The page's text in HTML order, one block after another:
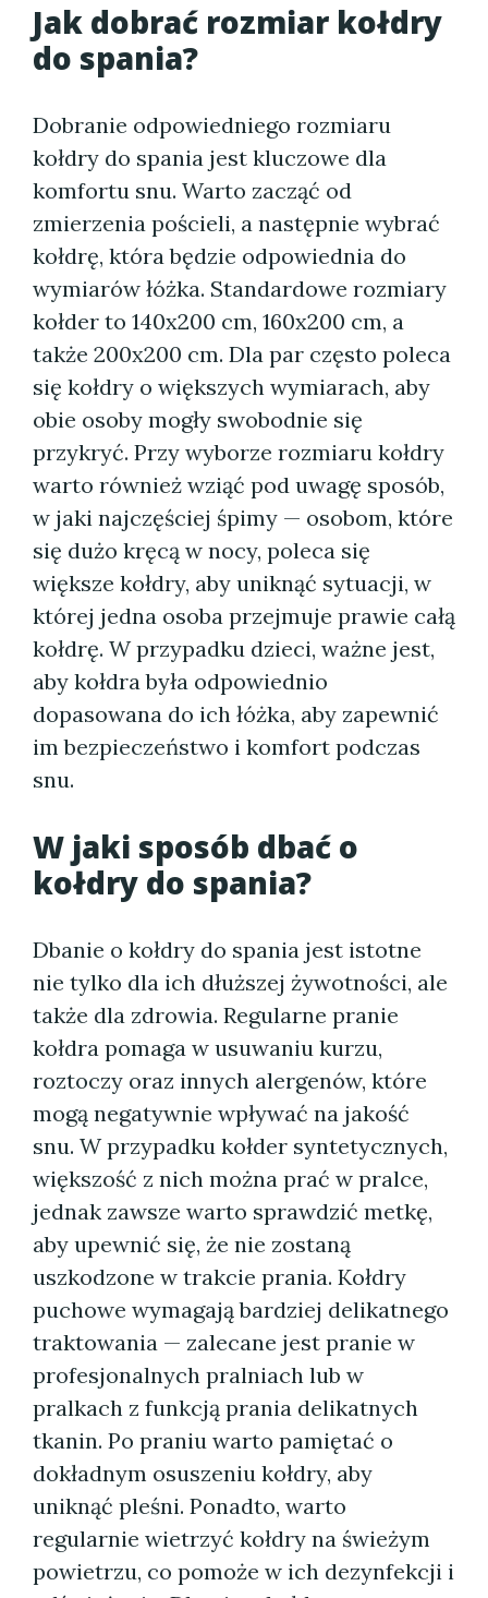
Jak dobrać rozmiar kołdry
do spania?
Dobranie odpowiedniego rozmiaru
kołdry do spania jest kluczowe dla
komfortu snu. Warto zacząć od
zmierzenia pościeli, a następnie wybrać
kołdrę, która będzie odpowiednia do
wymiarów łóżka. Standardowe rozmiary
kołder to 140x200 cm, 160x200 cm, a
także 200x200 cm. Dla par często poleca
się kołdry o większych wymiarach, aby
obie osoby mogły swobodnie się
przykryć. Przy wyborze rozmiaru kołdry
warto również wziąć pod uwagę sposób,
w jaki najczęściej śpimy — osobom, które
się dużo kręcą w nocy, poleca się
większe kołdry, aby uniknąć sytuacji, w
której jedna osoba przejmuje prawie całą
kołdrę. W przypadku dzieci, ważne jest,
aby kołdra była odpowiednio
dopasowana do ich łóżka, aby zapewnić
im bezpieczeństwo i komfort podczas
snu.
W jaki sposób dbać o
kołdry do spania?
Dbanie o kołdry do spania jest istotne
nie tylko dla ich dłuższej żywotności, ale
także dla zdrowia. Regularne pranie
kołdra pomaga w usuwaniu kurzu,
roztoczy oraz innych alergenów, które
mogą negatywnie wpływać na jakość
snu. W przypadku kołder syntetycznych,
większość z nich można prać w pralce,
jednak zawsze warto sprawdzić metkę,
aby upewnić się, że nie zostaną
uszkodzone w trakcie prania. Kołdry
puchowe wymagają bardziej delikatnego
traktowania — zalecane jest pranie w
profesjonalnych pralniach lub w
pralkach z funkcją prania delikatnych
tkanin. Po praniu warto pamiętać o
dokładnym osuszeniu kołdry, aby
uniknąć pleśni. Ponadto, warto
regularnie wietrzyć kołdry na świeżym
powietrzu, co pomoże w ich dezynfekcji i